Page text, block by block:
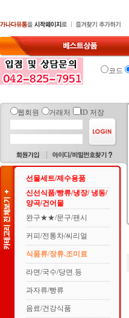
코드
웹회원 거래처 ID 저장
선물세트/제수용품
신선식품/빵류/냉장/ 냉동/
양곡/건어물
완구★★/문구/팬시
커피/전통차/씨리얼
식품류/장류.조미료
라면/국수/당면.등
과자류/빵류
음료/건강식품